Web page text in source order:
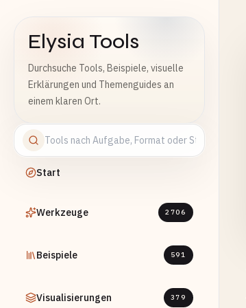
Elysia Tools
Durchsuche Tools, Beispiele, visuelle
Erklärungen und Themenguides an
einem klaren Ort.
Start
Werkzeuge 2706
Beispiele 591
Visualisierungen 379